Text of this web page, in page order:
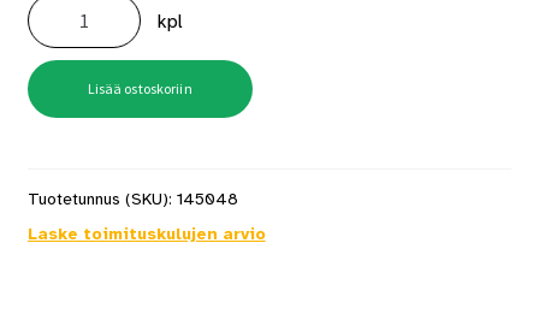
KE2
Saumalista
25mm
Kulta-
anodisoitu
määrä
kpl
Lisää ostoskoriin
Tuotetunnus (SKU): 145048
Laske toimituskulujen arvio